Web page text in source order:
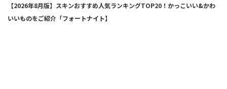
【2026年8月版】スキンおすすめ人気ランキングTOP20！かっこいい&かわ
いいものをご紹介「フォートナイト】